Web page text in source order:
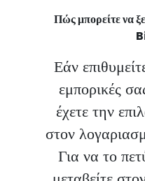
Πώς μπορείτε να
Εάν
εμπορικές
έχετε την
στον
Για να το